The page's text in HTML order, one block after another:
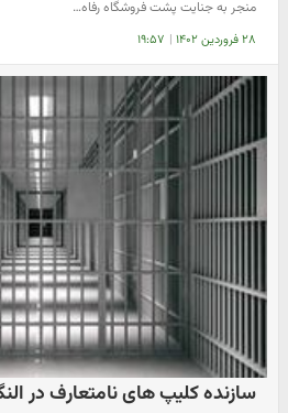
منجر به جنایت پشت فروشگاه رفاه…
۲۸ فروردین ۱۴۰۲ | ۱۹:۵۷
سازنده کلیپ های نامتعارف در